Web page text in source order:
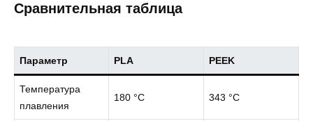
Сравнительная таблица
Параметр PLA PEEK
Температура
плавления
180 °C 343 °C